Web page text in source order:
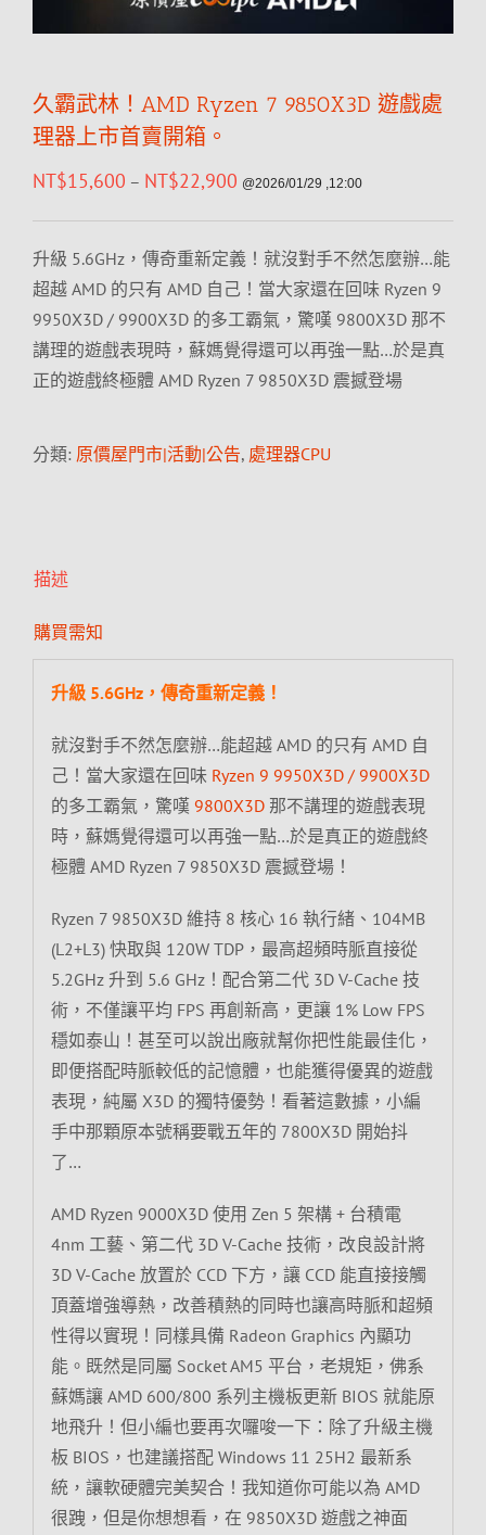
久霸武林！AMD Ryzen 7 9850X3D 遊戲處
理器上市首賣開箱。
NT$15,600 – NT$22,900 @2026/01/29 ,12:00
升級 5.6GHz，傳奇重新定義！就沒對手不然怎麼辦…能
超越 AMD 的只有 AMD 自己！當大家還在回味 Ryzen 9
9950X3D / 9900X3D 的多工霸氣，驚嘆 9800X3D 那不
講理的遊戲表現時，蘇媽覺得還可以再強一點…於是真
正的遊戲終極體 AMD Ryzen 7 9850X3D 震撼登場
分類: 原價屋門市|活動|公告, 處理器CPU
描述
購買需知
升級 5.6GHz，傳奇重新定義！
就沒對手不然怎麼辦…能超越 AMD 的只有 AMD 自
己！當大家還在回味 Ryzen 9 9950X3D / 9900X3D
的多工霸氣，驚嘆 9800X3D那不講理的遊戲表現
時，蘇媽覺得還可以再強一點…於是真正的遊戲終
極體 AMD Ryzen 7 9850X3D 震撼登場！
Ryzen 7 9850X3D 維持 8 核心 16 執行緒、104MB
(L2+L3) 快取與 120W TDP，最高超頻時脈直接從
5.2GHz 升到 5.6 GHz！配合第二代 3D V-Cache 技
術，不僅讓平均 FPS 再創新高，更讓 1% Low FPS
穩如泰山！甚至可以說出廠就幫你把性能最佳化，
即便搭配時脈較低的記憶體，也能獲得優異的遊戲
表現，純屬 X3D 的獨特優勢！看著這數據，小編
手中那顆原本號稱要戰五年的 7800X3D 開始抖
了…
AMD Ryzen 9000X3D 使用 Zen 5 架構 + 台積電
4nm 工藝、第二代 3D V-Cache 技術，改良設計將
3D V-Cache 放置於 CCD 下方，讓 CCD 能直接接觸
頂蓋增強導熱，改善積熱的同時也讓高時脈和超頻
性得以實現！同樣具備 Radeon Graphics 內顯功
能。既然是同屬 Socket AM5 平台，老規矩，佛系
蘇媽讓 AMD 600/800 系列主機板更新 BIOS 就能原
地飛升！但小編也要再次囉唆一下：除了升級主機
板 BIOS，也建議搭配 Windows 11 25H2 最新系
統，讓軟硬體完美契合！我知道你可能以為 AMD
很跩，但是你想想看，在 9850X3D 遊戲之神面